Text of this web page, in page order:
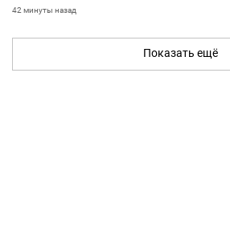
42 минуты назад
Показать ещё